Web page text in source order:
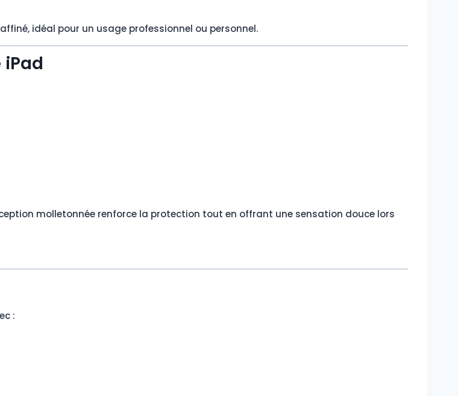
idéal pour un usage professionnel ou personnel.
molletonnée renforce la protection tout en offrant une sensation douce lors
: